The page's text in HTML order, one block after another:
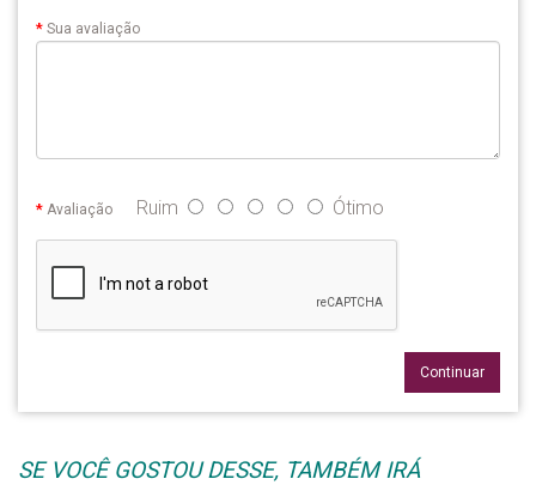
Sua avaliação
Avaliação Ruim Ótimo
Continuar
SE VOCÊ GOSTOU DESSE, TAMBÉM IRÁ